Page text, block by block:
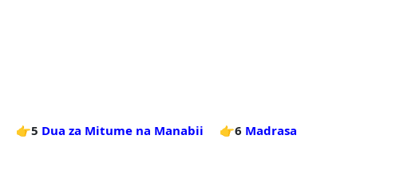
👉5 Dua za Mitume na Manabii 👉6 Madrasa